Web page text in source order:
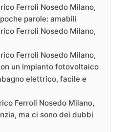
Ferroli Nosedo Milano,
parole: amabili
Ferroli Nosedo Milano,
Ferroli Nosedo Milano,
un impianto fotovoltaico
elettrico, facile e
Ferroli Nosedo Milano,
ma ci sono dei dubbi